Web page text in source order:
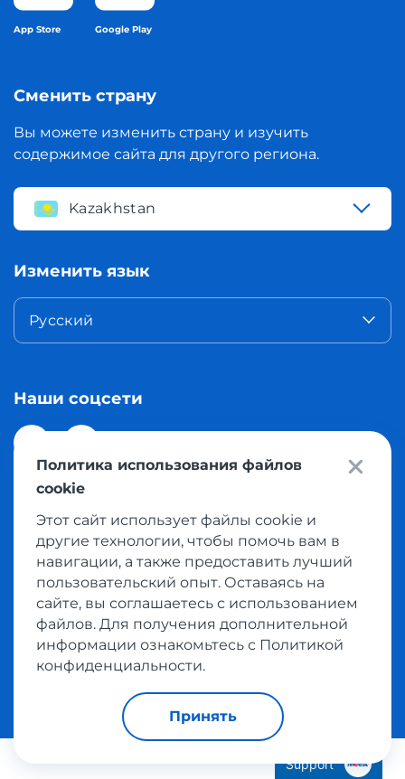
App Store Google Play
Сменить страну
Вы можете изменить страну и изучить
содержимое сайта для другого региона.
Kazakhstan
Изменить язык
Русский
Наши соцсети
© 2026 Meest Shopping доставка покупок с интернет
магазинов мира в Казахстан. Все права защищены
Политика конфиденциальности
Публичная оферта
Условия пользования сервисом выкупа товаров
Политика использования файлов
cookie
Этот сайт использует файлы cookie и
другие технологии, чтобы помочь вам в
навигации, а также предоставить лучший
пользовательский опыт. Оставаясь на
сайте, вы соглашаетесь с использованием
файлов. Для получения дополнительной
информации ознакомьтесь с Политикой
конфиденциальности.
Принять
Support